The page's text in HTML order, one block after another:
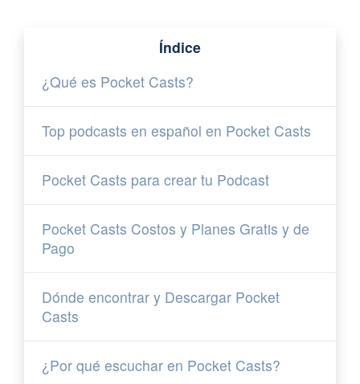
Índice
¿Qué es Pocket Casts?
Top podcasts en español en Pocket Casts
Pocket Casts para crear tu Podcast
Pocket Casts Costos y Planes Gratis y de
Pago
Dónde encontrar y Descargar Pocket
Casts
¿Por qué escuchar en Pocket Casts?